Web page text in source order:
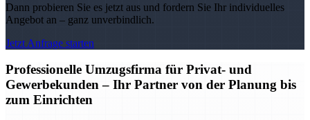
Dann probieren Sie es jetzt aus und fordern Sie Ihr individuelles
Angebot an – ganz unverbindlich.
Jetzt Anfrage starten
Professionelle Umzugsfirma für Privat- und
Gewerbekunden – Ihr Partner von der Planung bis
zum Einrichten